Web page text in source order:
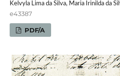
Kelvyla Lima da Silva, Maria Irinilda da
e43387
PDF/A